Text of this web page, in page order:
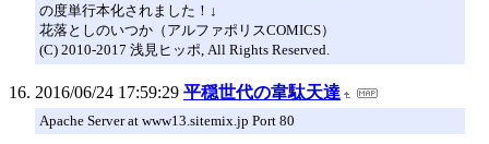
の度単行本化されました！↓
花落としのいつか（アルファポリスCOMICS）
(C) 2010-2017 浅見ヒッポ, All Rights Reserved.
2016/06/24 17:59:29 平穏世代の韋駄天達
Apache Server at www13.sitemix.jp Port 80